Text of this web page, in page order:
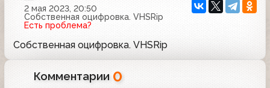
2 мая 2023, 20:50
Собственная оцифровка. VHSRip
Есть проблема?
Собственная оцифровка. VHSRip
Комментарии 0